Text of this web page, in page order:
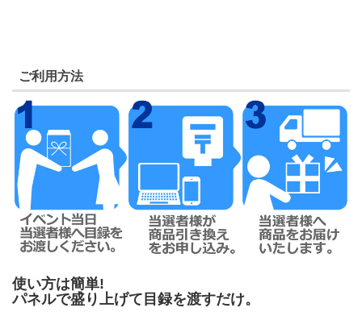
ご利用方法
使い方は簡単!
パネルで盛り上げて目録を渡すだけ。